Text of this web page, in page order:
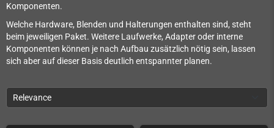
Komponenten.
Welche Hardware, Blenden und Halterungen enthalten sind, steht
beim jeweiligen Paket. Weitere Laufwerke, Adapter oder interne
Komponenten können je nach Aufbau zusätzlich nötig sein, lassen
sich aber auf dieser Basis deutlich entspannter planen.
Relevance